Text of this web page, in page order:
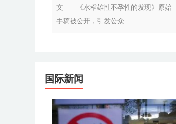
文——《水稻雄性不孕性的发现》原始
手稿被公开，引发公众...
国际新闻